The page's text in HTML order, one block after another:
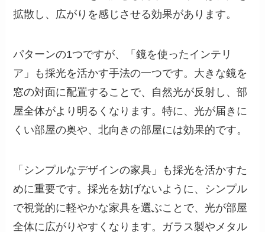
拡散し、広がりを感じさせる効果があります。
パターンの1つですが、「鏡を使ったインテリ
ア」も採光を活かす手法の一つです。大きな鏡を
窓の対面に配置することで、自然光が反射し、部
屋全体がより明るくなります。特に、光が届きに
くい部屋の奥や、北向きの部屋には効果的です。
「シンプルなデザインの家具」も採光を活かすた
めに重要です。採光を妨げないように、シンプル
で視覚的に軽やかな家具を選ぶことで、光が部屋
全体に広がりやすくなります。ガラス製やメタル